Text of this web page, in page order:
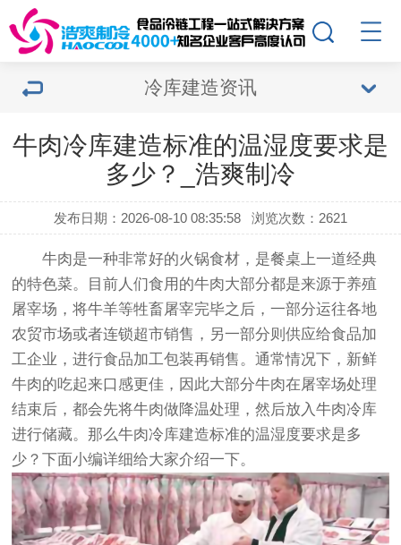
冷库建造资讯
牛肉冷库建造标准的温湿度要求是
多少？_浩爽制冷
发布日期：2026-08-10 08:35:58 浏览次数：2621
牛肉是一种非常好的火锅食材，是餐桌上一道经典
的特色菜。目前人们食用的牛肉大部分都是来源于养殖
屠宰场，将牛羊等牲畜屠宰完毕之后，一部分运往各地
农贸市场或者连锁超市销售，另一部分则供应给食品加
工企业，进行食品加工包装再销售。通常情况下，新鲜
牛肉的吃起来口感更佳，因此大部分牛肉在屠宰场处理
结束后，都会先将牛肉做降温处理，然后放入牛肉冷库
进行储藏。那么牛肉冷库建造标准的温湿度要求是多
少？下面小编详细给大家介绍一下。